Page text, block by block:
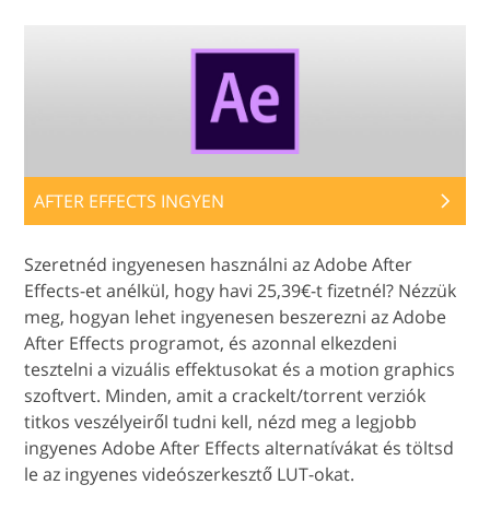
AFTER EFFECTS INGYEN
Szeretnéd ingyenesen használni az Adobe After
Effects-et anélkül, hogy havi 25,39€-t fizetnél? Nézzük
meg, hogyan lehet ingyenesen beszerezni az Adobe
After Effects programot, és azonnal elkezdeni
tesztelni a vizuális effektusokat és a motion graphics
szoftvert. Minden, amit a crackelt/torrent verziók
titkos veszélyeiről tudni kell, nézd meg a legjobb
ingyenes Adobe After Effects alternatívákat és töltsd
le az ingyenes videószerkesztő LUT-okat.